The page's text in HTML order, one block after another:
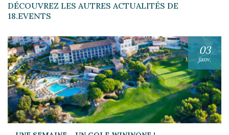
DÉCOUVREZ LES AUTRES ACTUALITÉS DE
18.EVENTS
03
janv.